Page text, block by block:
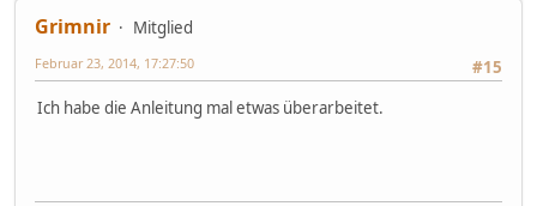
Grimnir
Mitglied
#15
Februar 23, 2014, 17:27:50
Ich habe die Anleitung mal etwas überarbeitet.